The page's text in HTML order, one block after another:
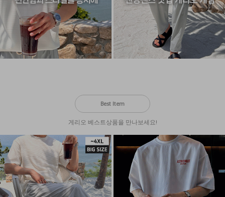
Best Item
게리오 베스트상품을 만나보세요!